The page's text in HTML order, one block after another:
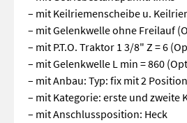
– mit Keilriemenscheibe u.
– mit Gelenkwelle ohne Freilauf
– mit P.T.O. Traktor 1 3/8" Z = 6
– mit Gelenkwelle L min = 860
– mit Anbau: Typ: fix mit 2
– mit Kategorie: erste und zweite
– mit Anschlussposition: Heck